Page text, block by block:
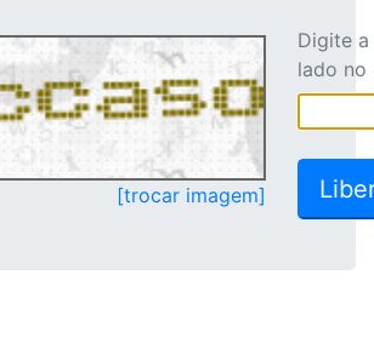
[trocar imagem]
Digite
lado no